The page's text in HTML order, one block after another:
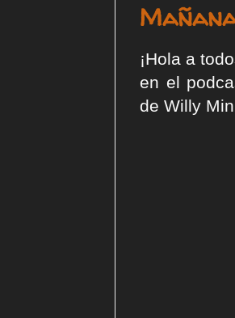
¡Hola a
en el
de Willy